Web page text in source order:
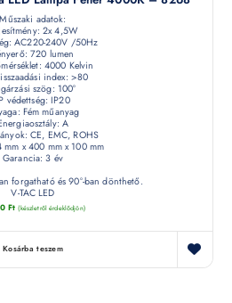
Műszaki adatok:
2x 4,5W
AC220-240V /50Hz
720 lumen
4000 Kelvin
index: >80
szög: 100°
védettség: IP20
Fém műanyag
A
CE, EMC, ROHS
mm x 400 mm x 100 mm
Garancia: 3 év
forgatható és 90°-ban dönthető.
V-TAC LED
Ft (készletről érdeklődjön)
Kosárba teszem